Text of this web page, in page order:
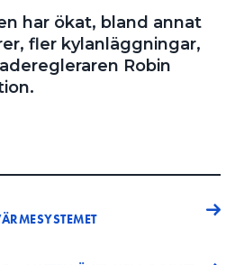
har ökat, bland annat
fler kylanläggningar,
Robin